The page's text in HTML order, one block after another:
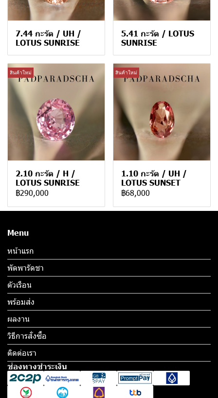
7.44 กะรัต / UH /
LOTUS SUNRISE
5.41 กะรัต / LOTUS
SUNRISE
สินค้าใหม่
2.10 กะรัต / H /
LOTUS SUNRISE
฿290,000
สินค้าใหม่
1.10 กะรัต / UH /
LOTUS SUNSET
฿68,000
Menu
หน้าแรก
พัดพารัดชา
ตัวเรือน
พร้อมส่ง
ผลงาน
วิธีการสั่งซื้อ
ติดต่อเรา
ช่องทางชำระเงิน